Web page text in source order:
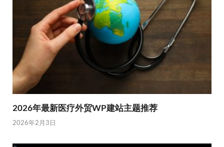
2026年最新医疗外贸WP建站主题推荐
2026年2月3日